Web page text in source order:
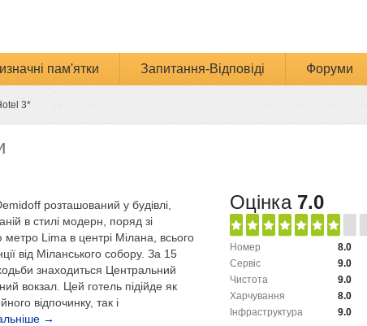
пам'ятки Запитання-Відповіді Форуми
3*
Оцінка 7.0
8.0
Номер
9.0
Сервіс
9.0
Чистота
8.0
Харчування
9.0
Інфраструктура
розташований у будівлі,
в стилі модерн, поряд зі
метро Lima в центрі Мілана, всього
від Міланського собору. За 15
знаходиться Центральний
вокзал. Цей готель підійде як
відпочинку, так і
→